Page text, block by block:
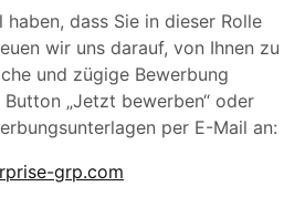
haben, dass Sie in dieser Rolle
wir uns darauf, von Ihnen zu
und zügige Bewerbung
„Jetzt bewerben“ oder
per E-Mail an:
grp.com